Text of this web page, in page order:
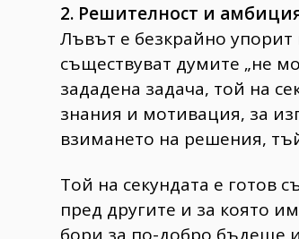
2. Решителност и
Лъвът е безкрайно
съществуват думите „не
зададена задача, той на
знания и мотивация, за
взимането на решения,
Той на секундата е готов
пред другите и за която
бори за по-добро бъдеще